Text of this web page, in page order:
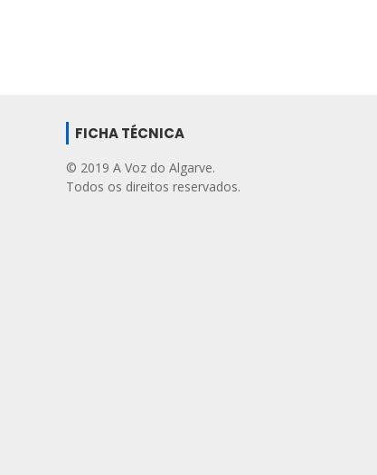
FICHA TÉCNICA
© 2019 A Voz do Algarve.
Todos os direitos reservados.